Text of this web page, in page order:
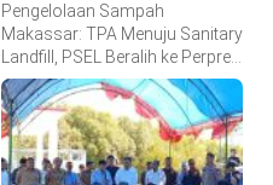
Pengelolaan Sampah
Makassar: TPA Menuju Sanitary
Landfill, PSEL Beralih ke Perpres
109